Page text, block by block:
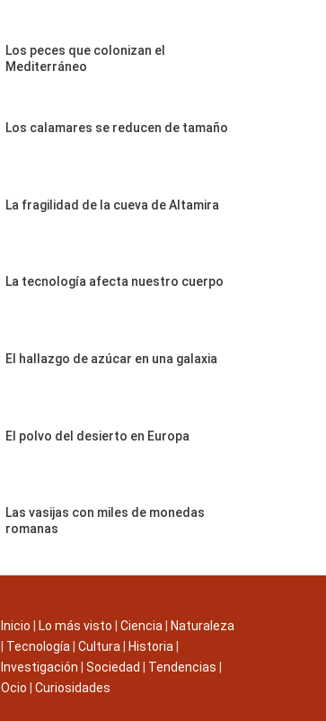
Los peces que colonizan el
Mediterráneo
Los calamares se reducen de tamaño
La fragilidad de la cueva de Altamira
La tecnología afecta nuestro cuerpo
El hallazgo de azúcar en una galaxia
El polvo del desierto en Europa
Las vasijas con miles de monedas
romanas
Inicio Lo más visto Ciencia
Naturaleza
Tecnología Cultura Historia
Investigación
Sociedad Tendencias
Ocio
Curiosidades